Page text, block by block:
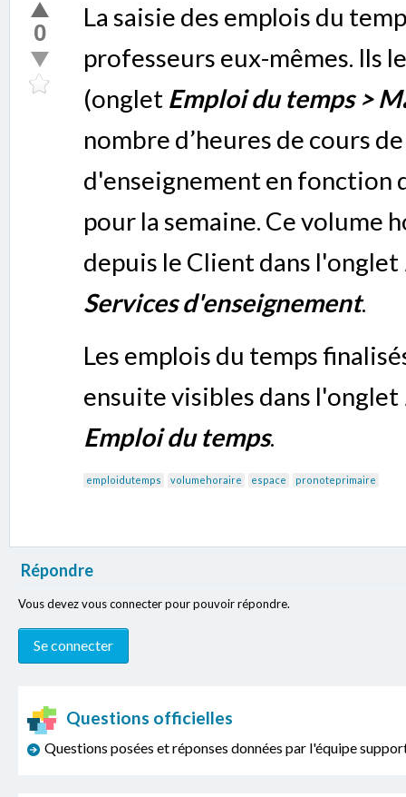
0
La saisie des emplois du
professeurs eux-mêmes. Ils
(onglet Emploi du temps >
nombre d’heures de cours
d'enseignement en fonction
pour la semaine. Ce volume
depuis le Client dans l'onglet
Services d'enseignement.
Les emplois du temps
ensuite visibles dans l'onglet
Emploi du temps.
emploidutemps volumehoraire espace pronoteprimaire
Répondre
Vous devez vous connecter pour pouvoir répondre.
Questions officielles
Questions posées et réponses données par l'équipe